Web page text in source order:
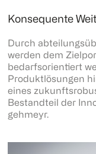
Konsequente
Durch
werden dem
bedarfsorientiert
Produktlösungen
eines
Bestandteil der
gehmeyr.